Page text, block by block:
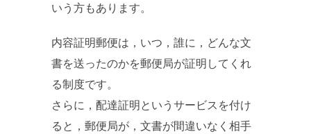
いう方もあります。
内容証明郵便は，いつ，誰に，どんな文
書を送ったのかを郵便局が証明してくれ
る制度です。
さらに，配達証明というサービスを付け
ると，郵便局が，文書が間違いなく相手